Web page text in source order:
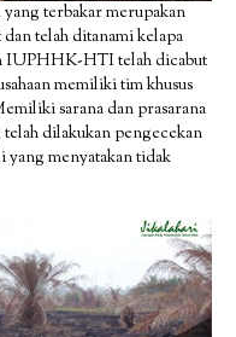
terbakar merupakan
dan telah ditanami kelapa
IUPHHK-HTI telah dicabut
memiliki tim khusus
sarana dan prasarana
dilakukan pengecekan
menyatakan tidak